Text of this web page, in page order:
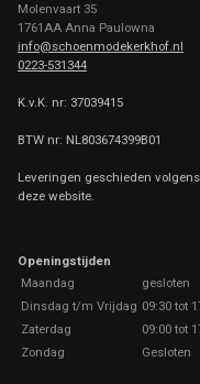
Molenvaart 35
1761AA Anna Paulowna
info@schoenmodekerkhof.nl
0223-531344
K.v.K. nr: 37039415
BTW nr: NL803674399B01
Leveringen geschieden
deze website.
Openingstijden
Maandag
gesloten
Dinsdag t/m Vrijdag 09:30 tot
Zaterdag
09:00 tot
Zondag
Gesloten